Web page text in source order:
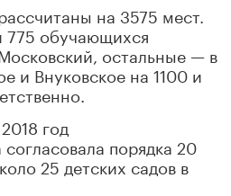
на 3575 мест.
775 обучающихся
остальные — в
и Внуковское на 1100 и
год
порядка 20
25 детских садов в